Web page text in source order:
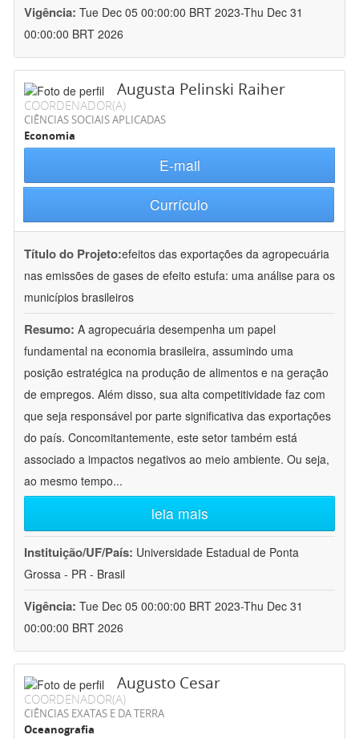
Vigência: Tue Dec 05 00:00:00 BRT 2023-Thu Dec 31
00:00:00 BRT 2026
Augusta Pelinski Raiher
COORDENADOR(A)
CIÊNCIAS SOCIAIS APLICADAS
Economia
E-mail
Currículo
Título do Projeto:efeitos das exportações da agropecuária
nas emissões de gases de efeito estufa: uma análise para os
municípios brasileiros
Resumo: A agropecuária desempenha um papel
fundamental na economia brasileira, assumindo uma
posição estratégica na produção de alimentos e na geração
de empregos. Além disso, sua alta competitividade faz com
que seja responsável por parte significativa das exportações
do país. Concomitantemente, este setor também está
associado a impactos negativos ao meio ambiente. Ou seja,
ao mesmo tempo...
leia mais
Instituição/UF/País: Universidade Estadual de Ponta
Grossa - PR - Brasil
Vigência: Tue Dec 05 00:00:00 BRT 2023-Thu Dec 31
00:00:00 BRT 2026
Augusto Cesar
COORDENADOR(A)
CIÊNCIAS EXATAS E DA TERRA
Oceanografia